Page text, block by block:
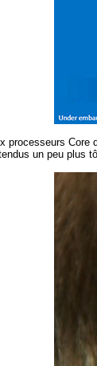
processeurs
un peu plus